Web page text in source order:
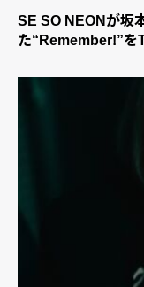
SE SO NEONが坂
た“Remember!”を